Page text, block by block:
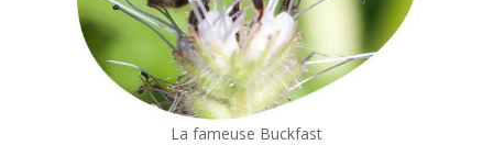
La fameuse Buckfast